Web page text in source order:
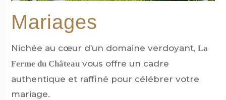
Mariages
Nichée au cœur d’un domaine verdoyant,La
Ferme du Château vous offre un cadre
authentique et raffiné pour célébrer votre
mariage.